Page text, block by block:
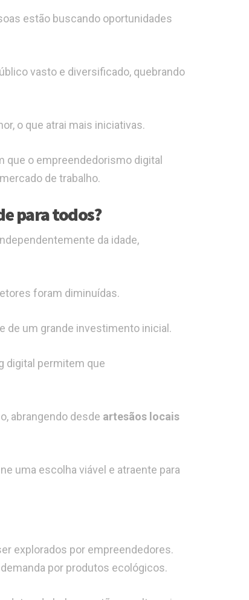
estão buscando oportunidades
vasto e diversificado, quebrando
o que atrai mais iniciativas.
que o empreendedorismo digital
de trabalho.
para todos?
da idade,
foram diminuídas.
de um grande investimento inicial.
digital permitem que
abrangendo desde artesãos locais
uma escolha viável e atraente para
explorados por empreendedores.
por produtos ecológicos.